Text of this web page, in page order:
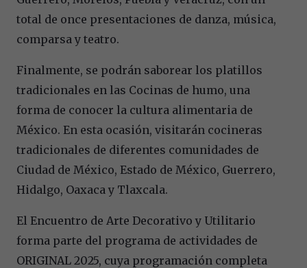
total de once presentaciones de danza, música,
comparsa y teatro.
Finalmente, se podrán saborear los platillos
tradicionales en las Cocinas de humo, una
forma de conocer la cultura alimentaria de
México. En esta ocasión, visitarán cocineras
tradicionales de diferentes comunidades de
Ciudad de México, Estado de México, Guerrero,
Hidalgo, Oaxaca y Tlaxcala.
El Encuentro de Arte Decorativo y Utilitario
forma parte del programa de actividades de
ORIGINAL 2025, cuya programación completa